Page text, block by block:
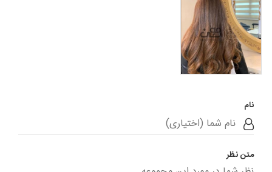
نام
متن نظر